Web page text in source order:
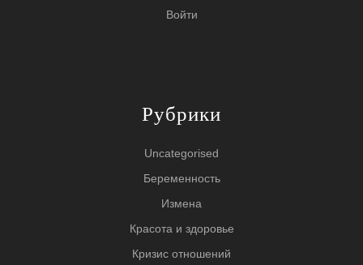
Войти
Рубрики
Uncategorised
Беременность
Измена
Красота и здоровье
Кризис отношений